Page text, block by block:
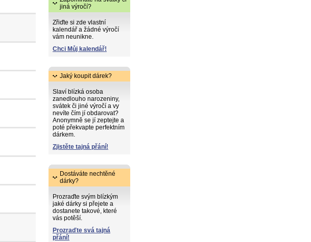
jiná výročí?
Zřiďte si zde vlastní
kalendář a žádné výročí
vám neunikne.
Chci Můj kalendář!
Jaký koupit dárek?
Slaví blízká osoba
zanedlouho narozeniny,
svátek či jiné výročí a vy
nevíte čím jí obdarovat?
Anonymně se jí zeptejte a
poté překvapte perfektním
dárkem.
Zjistěte tajná přání!
Dostáváte nechtěné
dárky?
Prozraďte svým blízkým
jaké dárky si přejete a
dostanete takové, které
vás potěší.
Prozraďte svá tajná
přání!